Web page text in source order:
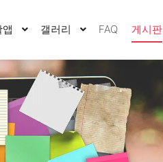
갤러리 FAQ 게시판